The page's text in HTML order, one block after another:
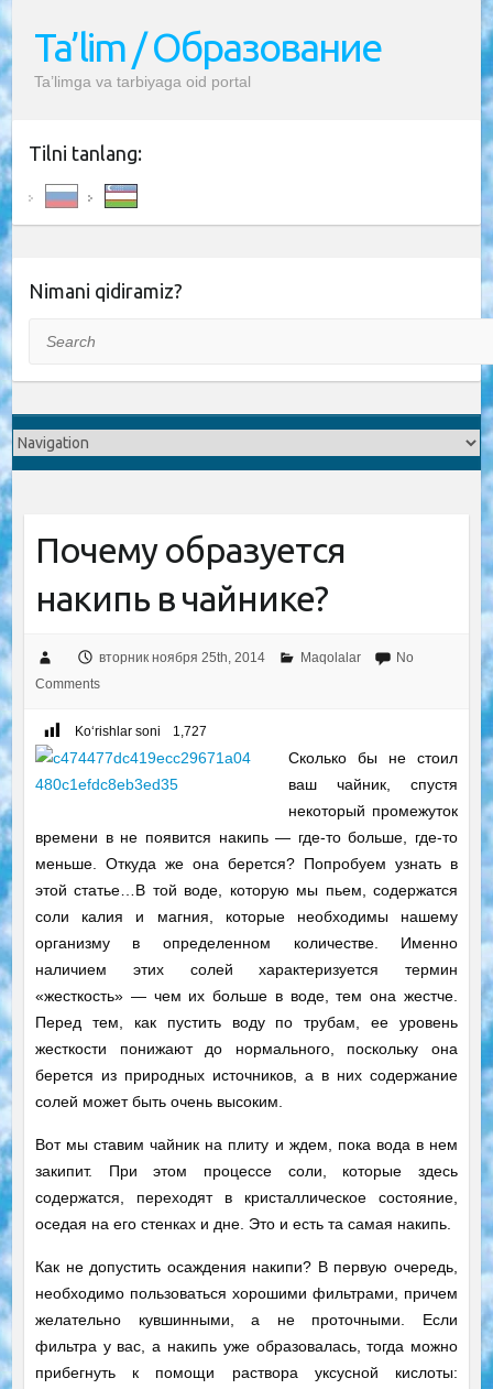
Ta’lim / Образование
Ta’limga va tarbiyaga oid portal
Tilni tanlang:
Nimani qidiramiz?
Почему образуется
накипь в чайнике?
вторник ноября 25th, 2014 Maqolalar
No
Comments
Ko‘rishlar soni 1,727
Сколько бы не стоил
ваш чайник, спустя
некоторый промежуток
времени в не появится накипь — где-то больше, где-то
меньше. Откуда же она берется? Попробуем узнать в
этой статье… В той воде, которую мы пьем, содержатся
соли калия и магния, которые необходимы нашему
организму в определенном количестве. Именно
наличием этих солей характеризуется термин
«жесткость» — чем их больше в воде, тем она жестче.
Перед тем, как пустить воду по трубам, ее уровень
жесткости понижают до нормального, поскольку она
берется из природных источников, а в них содержание
солей может быть очень высоким.
Вот мы ставим чайник на плиту и ждем, пока вода в нем
закипит. При этом процессе соли, которые здесь
содержатся, переходят в кристаллическое состояние,
оседая на его стенках и дне. Это и есть та самая накипь.
Как не допустить осаждения накипи? В первую очередь,
необходимо пользоваться хорошими фильтрами, причем
желательно кувшинными, а не проточными. Если
фильтра у вас, а накипь уже образовалась, тогда можно
прибегнуть к помощи раствора уксусной кислоты: